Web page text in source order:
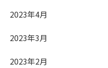
2023年4月
2023年3月
2023年2月